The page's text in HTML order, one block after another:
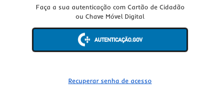
Faça a sua autenticação com Cartão de Cidadão
ou Chave Móvel Digital
Recuperar senha de acesso